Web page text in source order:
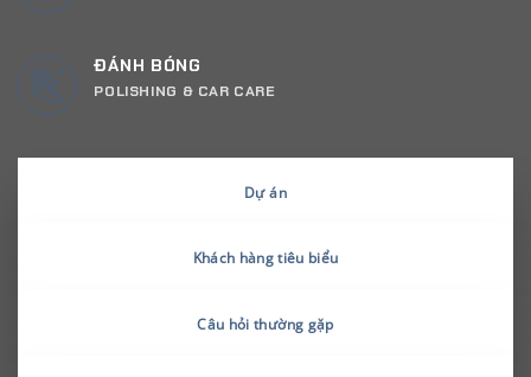
ĐÁNH BÓNG
POLISHING & CAR CARE
Dự án
Khách hàng tiêu biểu
Câu hỏi thường gặp